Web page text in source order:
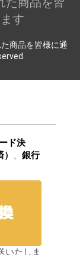
す
商品を皆様に通
ド決
、 銀行
いたしま